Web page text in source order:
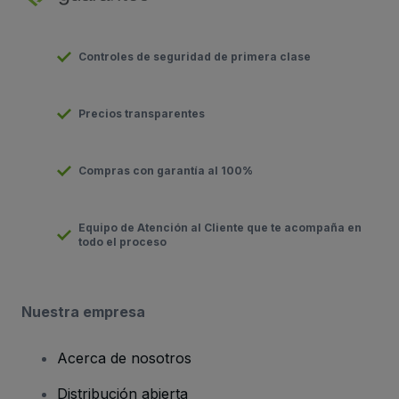
Controles de seguridad de primera clase
Precios transparentes
Compras con garantía al 100%
Equipo de Atención al Cliente que te acompaña en
todo el proceso
Nuestra empresa
Acerca de nosotros
Distribución abierta